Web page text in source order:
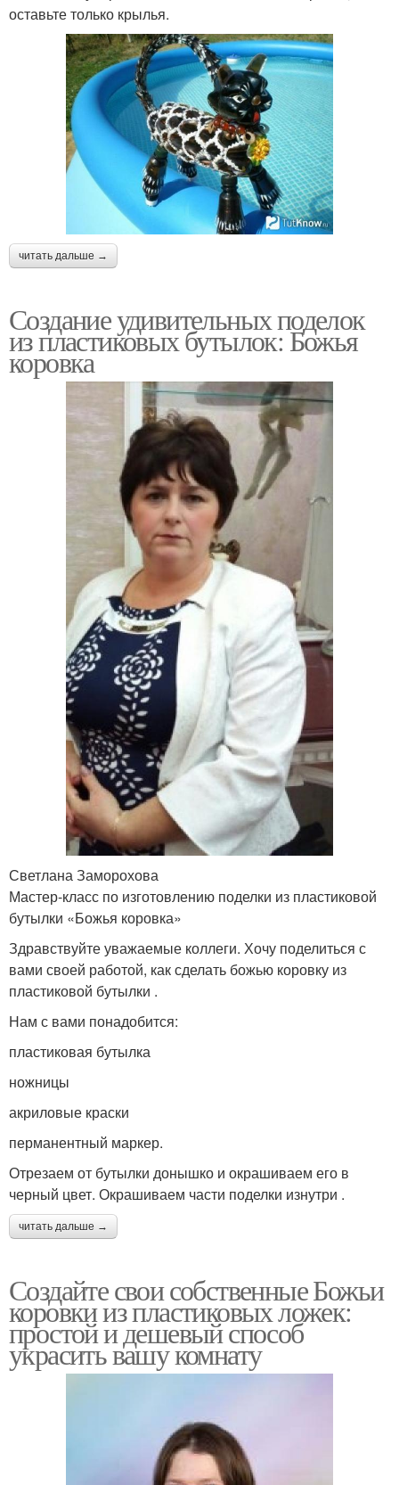
оставьте только крылья.
читать дальше →
Создание удивительных поделок
из пластиковых бутылок: Божья
коровка
Светлана Заморохова
Мастер-класс по изготовлению поделки из пластиковой
бутылки «Божья коровка»
Здравствуйте уважаемые коллеги. Хочу поделиться с
вами своей работой, как сделать божью коровку из
пластиковой бутылки .
Нам с вами понадобится:
пластиковая бутылка
ножницы
акриловые краски
перманентный маркер.
Отрезаем от бутылки донышко и окрашиваем его в
черный цвет. Окрашиваем части поделки изнутри .
читать дальше →
Создайте свои собственные Божьи
коровки из пластиковых ложек:
простой и дешевый способ
украсить вашу комнату